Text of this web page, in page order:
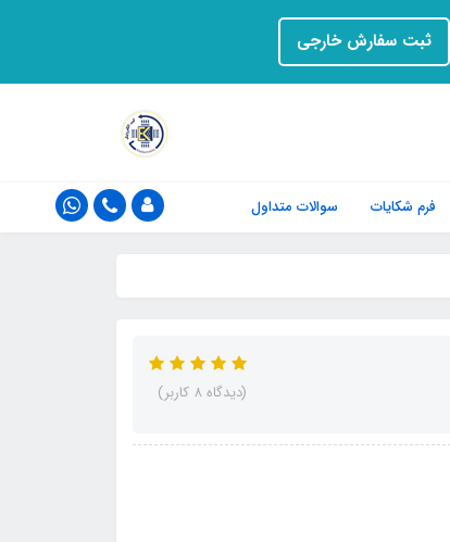
ثبت سفارش خارجی
فرم‌ شکایات سوالات متداول
(دیدگاه 8 کاربر)